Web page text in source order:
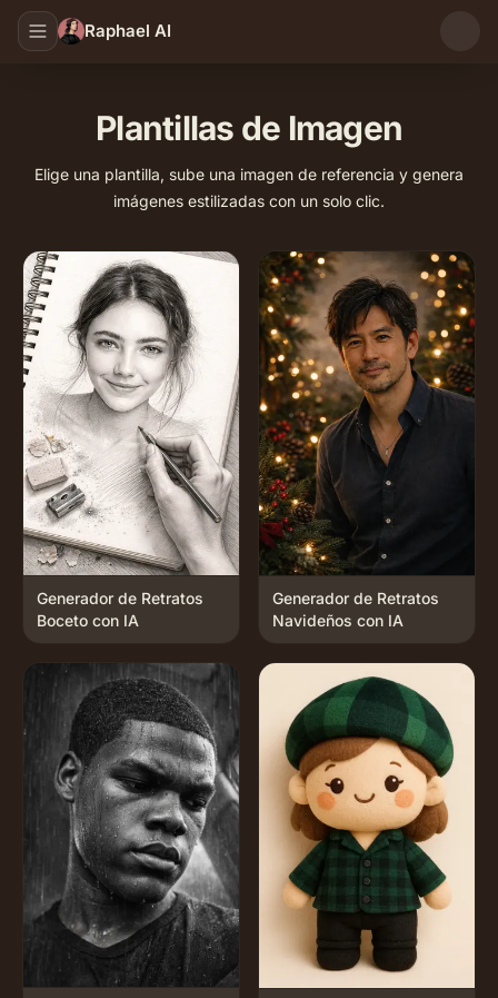
Raphael AI
Plantillas de Imagen
Elige una plantilla, sube una imagen de referencia y genera
imágenes estilizadas con un solo clic.
Generador de Retratos
Boceto con IA
Generador de Retratos
Navideños con IA